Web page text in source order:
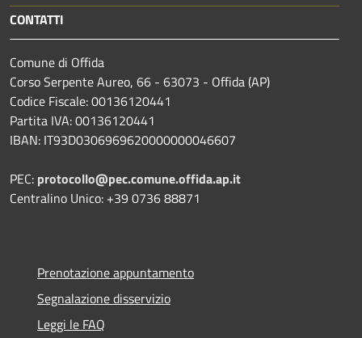
CONTATTI
Comune di Offida
Corso Serpente Aureo, 66 - 63073 - Offida (AP)
Codice Fiscale: 00136120441
Partita IVA: 00136120441
IBAN: IT93D0306969620000000046607
PEC: protocollo@pec.comune.offida.ap.it
Centralino Unico: +39 0736 88871
Prenotazione appuntamento
Segnalazione disservizio
Leggi le FAQ